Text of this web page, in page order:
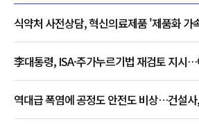
식약처 사전상담, 혁신의료제품 '제품화 가
李대통령, ISA·주가누르기법 재검토 지시
역대급 폭염에 공정도 안전도 비상…건설